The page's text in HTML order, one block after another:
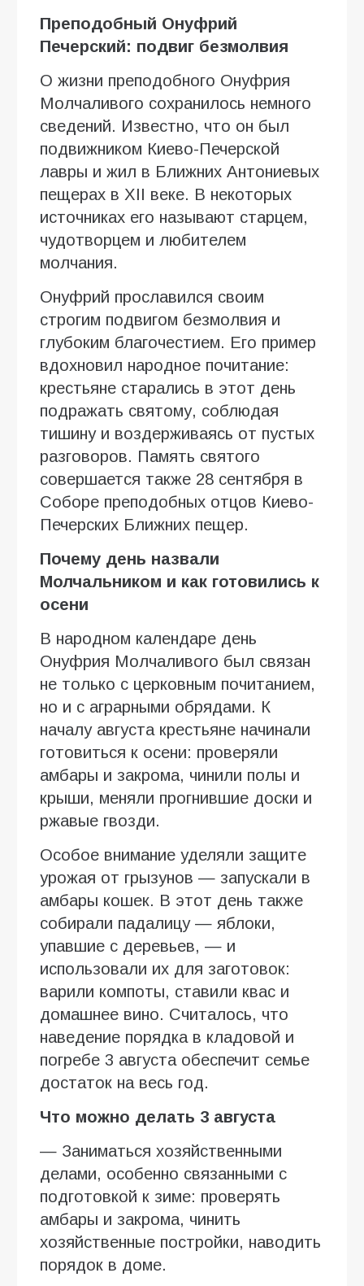
Преподобный Онуфрий
Печерский: подвиг безмолвия
О жизни преподобного Онуфрия
Молчаливого сохранилось немного
сведений. Известно, что он был
подвижником Киево-Печерской
лавры и жил в Ближних Антониевых
пещерах в XII веке. В некоторых
источниках его называют старцем,
чудотворцем и любителем
молчания.
Онуфрий прославился своим
строгим подвигом безмолвия и
глубоким благочестием. Его пример
вдохновил народное почитание:
крестьяне старались в этот день
подражать святому, соблюдая
тишину и воздерживаясь от пустых
разговоров. Память святого
совершается также 28 сентября в
Соборе преподобных отцов Киево-
Печерских Ближних пещер.
Почему день назвали
Молчальником и как готовились к
осени
В народном календаре день
Онуфрия Молчаливого был связан
не только с церковным почитанием,
но и с аграрными обрядами. К
началу августа крестьяне начинали
готовиться к осени: проверяли
амбары и закрома, чинили полы и
крыши, меняли прогнившие доски и
ржавые гвозди.
Особое внимание уделяли защите
урожая от грызунов — запускали в
амбары кошек. В этот день также
собирали падалицу — яблоки,
упавшие с деревьев, — и
использовали их для заготовок:
варили компоты, ставили квас и
домашнее вино. Считалось, что
наведение порядка в кладовой и
погребе 3 августа обеспечит семье
достаток на весь год.
Что можно делать 3 августа
— Заниматься хозяйственными
делами, особенно связанными с
подготовкой к зиме: проверять
амбары и закрома, чинить
хозяйственные постройки, наводить
порядок в доме.